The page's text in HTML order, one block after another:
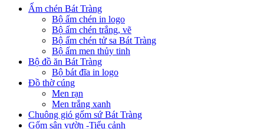
Ấm chén Bát Tràng
Bộ ấm chén in logo
Bộ ấm chén trắng, vẽ
Bộ ấm chén tử sa Bát Tràng
Bộ ấm men thủy tinh
Bộ đồ ăn Bát Tràng
Bộ bát đĩa in logo
Đồ thờ cúng
Men rạn
Men trắng xanh
Chuông gió gốm sứ Bát Tràng
Gốm sân vườn -Tiểu cảnh